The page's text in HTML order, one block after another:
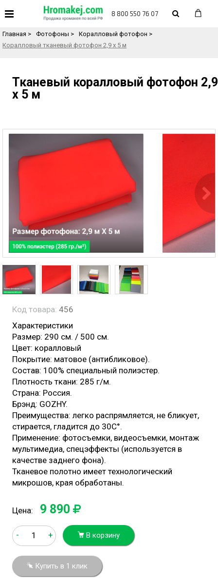
8 800 550 76 07
Назад в каталог товаров
Главная > Фотофоны > Коралловый фотофон >
Коралловый тканевый фотофон 2,9 х 5 м
Тканевый коралловый фотофон 2,9
х 5 м
Код товара: 456
Характеристики
Размер: 290 см. / 500 см.
Цвет: коралловый
Покрытие: матовое (антибликовое).
Состав: 100% специальный полиэстер.
Плотность ткани: 285 г/м.
Страна: Россия.
Брэнд: GOZHY.
Преимущества: легко распрямляется, не бликует,
стирается, гладится до 30С°.
Применение: фотосъемки, видеосъемки, монтаж
мультимедиа, спецэффекты (используется в
качестве заднего фона).
Тканевое полотно имеет технологический
микрошов, края обработаны.
Цена: 9 890
- + В корзину
Купить в 1 клик